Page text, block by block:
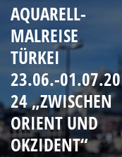
AQUARELL-
MALREISE
TÜRKEI
23.06.-01.07.20
24 „ZWISCHEN
ORIENT UND
OKZIDENT“